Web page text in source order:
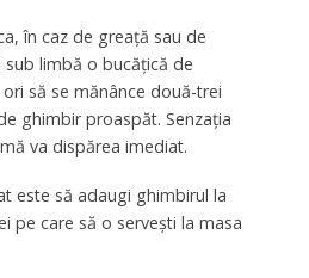
în caz de greaţă sau de
limbă o bucăţică de
să se mănânce două-trei
ghimbir proaspăt. Senzaţia
va dispărea imediat.
este să adaugi ghimbirul la
pe care să o servești la masa